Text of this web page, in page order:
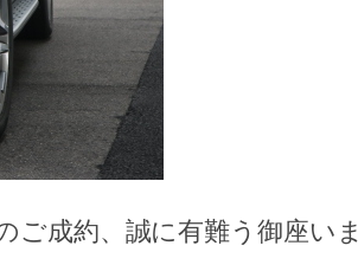
成約、誠に有難う御座いま